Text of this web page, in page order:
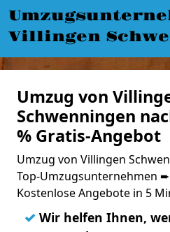
Villingen
Umzug von
Schwenningen
% Gratis-Angebot
Umzug von Villingen
Top-Umzugsunternehmen
Kostenlose Angebote in 5
✓ Wir helfen Ihnen,